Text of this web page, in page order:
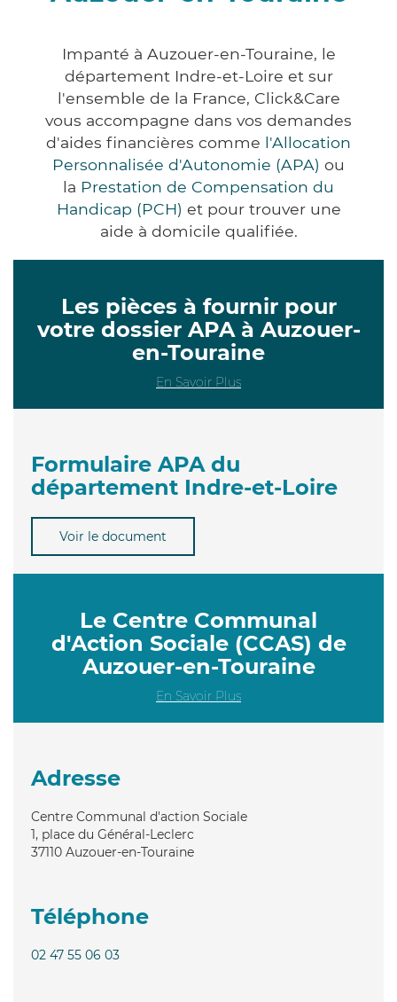
Impanté à Auzouer-en-Touraine, le
département Indre-et-Loire et sur
l'ensemble de la France, Click&Care
vous accompagne dans vos demandes
d'aides financières comme l'Allocation
Personnalisée d'Autonomie (APA) ou
la Prestation de Compensation du
Handicap (PCH) et pour trouver une
aide à domicile qualifiée.
Les pièces à fournir pour
votre dossier APA à Auzouer-
en-Touraine
En Savoir Plus
Formulaire APA du
département Indre-et-Loire
Voir le document
Le Centre Communal
d'Action Sociale (CCAS) de
Auzouer-en-Touraine
En Savoir Plus
Adresse
Centre Communal d'action Sociale
1, place du Général-Leclerc
37110 Auzouer-en-Touraine
Téléphone
02 47 55 06 03